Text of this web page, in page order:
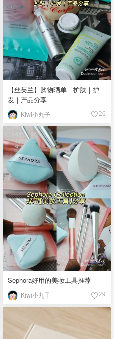
【丝芙兰】购物晒单｜护肤｜护
发｜产品分享
Kiwi小丸子 26
Sephora好用的美妆工具推荐
Kiwi小丸子 29